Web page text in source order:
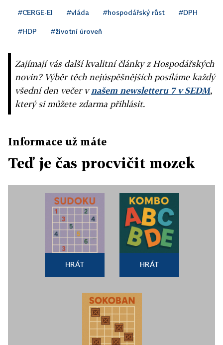
#CERGE-EI #vláda #hospodářský růst #DPH
#HDP #životní úroveň
Zajímají vás další kvalitní články z Hospodářských
novin? Výběr těch nejúspěšnějších posíláme každý
všední den večer vnašem newsletteru 7 v SEDM,
který si můžete zdarma přihlásit.
Informace už máte
Teď je čas procvičit mozek
HRÁT HRÁT